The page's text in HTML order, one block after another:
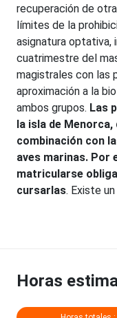
recuperación de
límites de la
asignatura optativa,
cuatrimestre del
magistrales con las
aproximación a la
ambos grupos. Las
la isla de
combinación con
aves marinas. Por
matricularse
cursarlas. Existe un
Horas